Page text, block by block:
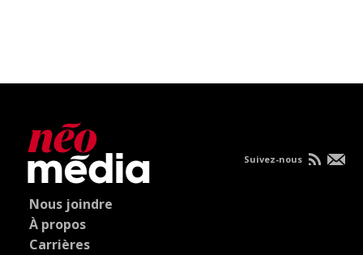
Nous joindre
À propos
Carrières
Suivez-nous